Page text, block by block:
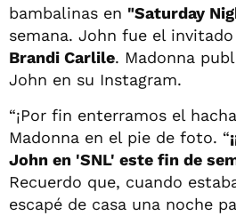
bambalinas en "Saturday
semana. John fue el
Brandi Carlile. Madonna
John en su Instagram.
“¡Por fin enterramos el
Madonna en el pie de foto. “
John en 'SNL' este fin de
Recuerdo que, cuando
escapé de casa una noche